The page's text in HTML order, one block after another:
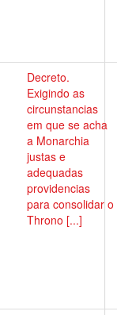
Decreto.
Exigindo as
circunstancias
em que se acha
a Monarchia
justas e
adequadas
providencias
para consolidar o
Throno [...]